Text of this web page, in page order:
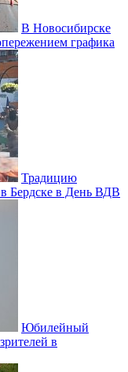
В Новосибирске
графика
Традицию
Бердске в День ВДВ
Юбилейный
в